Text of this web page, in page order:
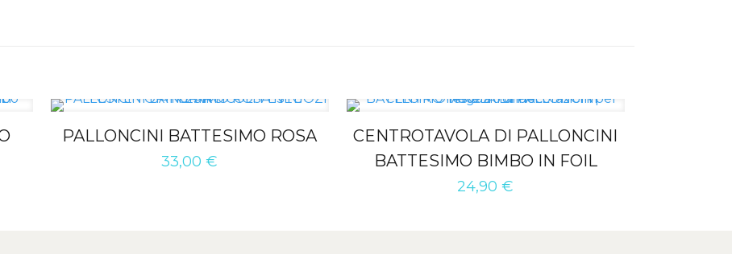
PALLONCINI BATTESIMO ROSA
33,00€
CENTROTAVOLA DI PALLONCINI
BATTESIMO BIMBO IN FOIL
24,90€